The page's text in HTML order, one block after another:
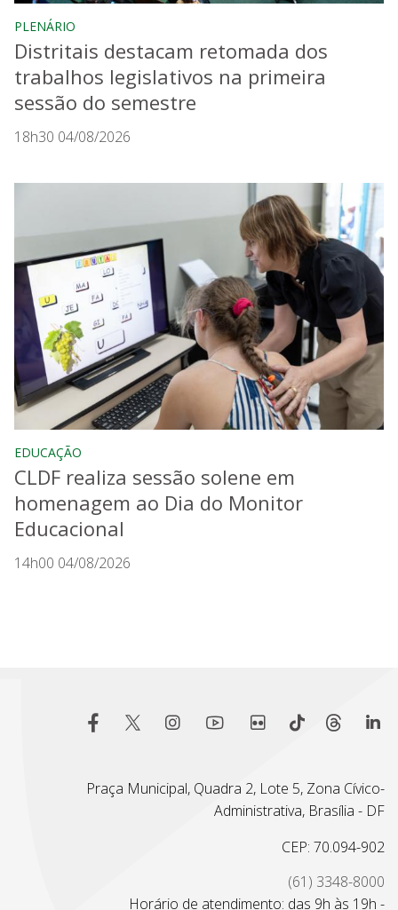
PLENÁRIO
Distritais destacam retomada dos
trabalhos legislativos na primeira
sessão do semestre
18h30 04/08/2026
EDUCAÇÃO
CLDF realiza sessão solene em
homenagem ao Dia do Monitor
Educacional
14h00 04/08/2026
Praça Municipal, Quadra 2, Lote 5, Zona Cívico-
Administrativa, Brasília - DF
CEP: 70.094-902
(61) 3348-8000
Horário de atendimento: das 9h às 19h -